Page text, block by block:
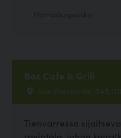
Box Cafe & Grill
Uusi Porvoontie 1545,
Tienvarressa